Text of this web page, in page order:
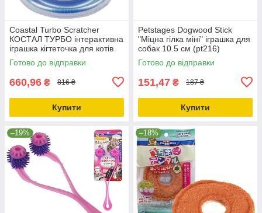
Coastal Turbo Scratcher
КОСТАЛ ТУРБО інтерактивна
іграшка кігтеточка для котів
Готово до відправки
660,96 ₴ 816 ₴
Купити
Petstages Dogwood Stick
"Міцна гілка міні" іграшка для
собак 10.5 см (pt216)
Готово до відправки
151,47 ₴ 187 ₴
Купити
–19% –18%